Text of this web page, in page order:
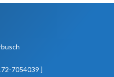
7054039 ]